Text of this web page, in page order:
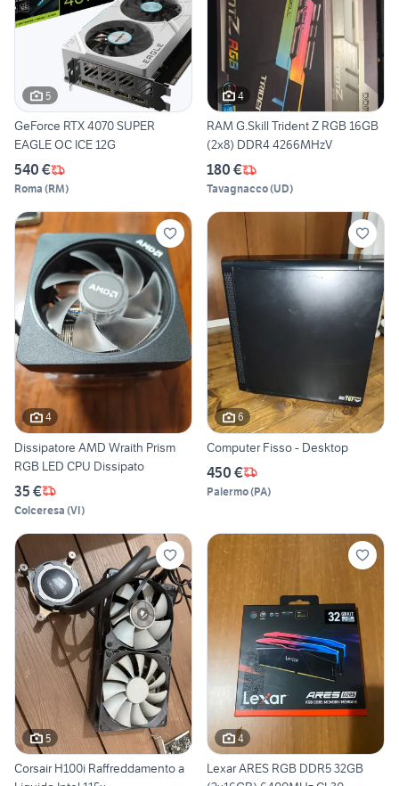
5
GeForce RTX 4070 SUPER
EAGLE OC ICE 12G
540 €
Roma (RM)
4
RAM G.Skill Trident Z RGB 16GB
(2x8) DDR4 4266MHzV
180 €
Tavagnacco(UD)
4
Dissipatore AMD Wraith Prism
RGB LED CPU Dissipato
35 €
Colceresa (VI)
6
Computer Fisso - Desktop
450 €
Palermo(PA)
5
Corsair H100i Raffreddamento a
4
Lexar ARES RGB DDR5 32GB